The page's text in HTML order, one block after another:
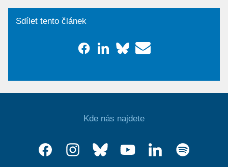
Sdílet tento článek
Kde nás najdete